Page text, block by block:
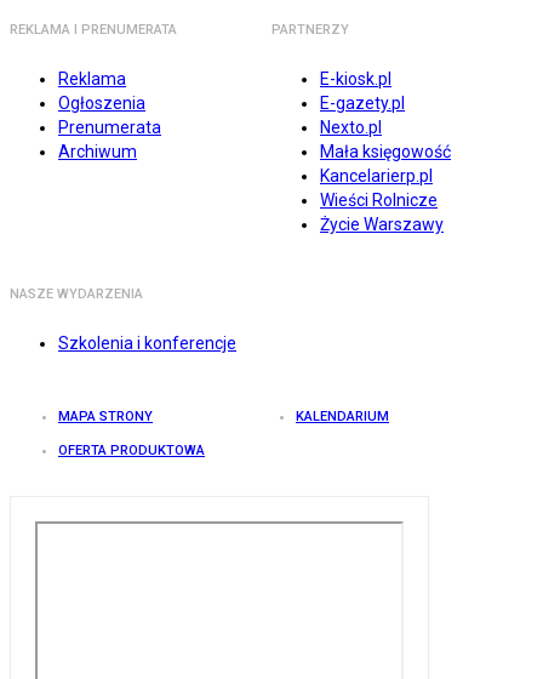
REKLAMA I PRENUMERATA
Reklama
Ogłoszenia
Prenumerata
Archiwum
PARTNERZY
E-kiosk.pl
E-gazety.pl
Nexto.pl
Mała księgowość
Kancelarierp.pl
Wieści Rolnicze
Życie Warszawy
NASZE WYDARZENIA
Szkolenia i konferencje
MAPA STRONY KALENDARIUM
OFERTA PRODUKTOWA